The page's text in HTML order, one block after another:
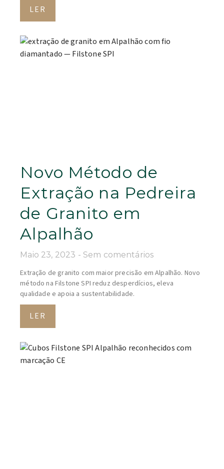
LER
Novo Método de
Extração na Pedreira
de Granito em
Alpalhão
Maio 23, 2023 Sem comentários
Extração de granito com maior precisão em Alpalhão. Novo
método na Filstone SPI reduz desperdícios, eleva
qualidade e apoia a sustentabilidade.
LER